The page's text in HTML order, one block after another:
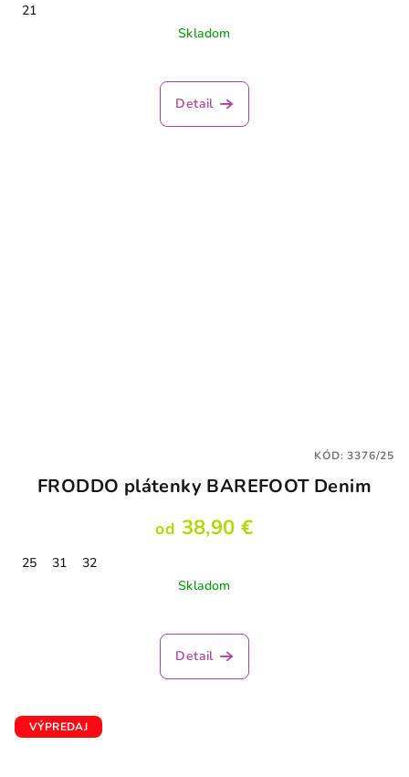
21
Skladom
Detail
FRODDO plátenky BAREFOOT Denim
od 38,90 €
25 31
32
Skladom
Detail
KÓD:3376/25
VÝPREDAJ